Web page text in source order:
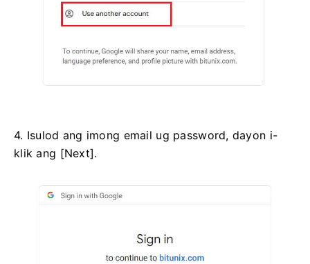
4. Isulod ang imong email ug password, dayon i-
klik ang [Next].